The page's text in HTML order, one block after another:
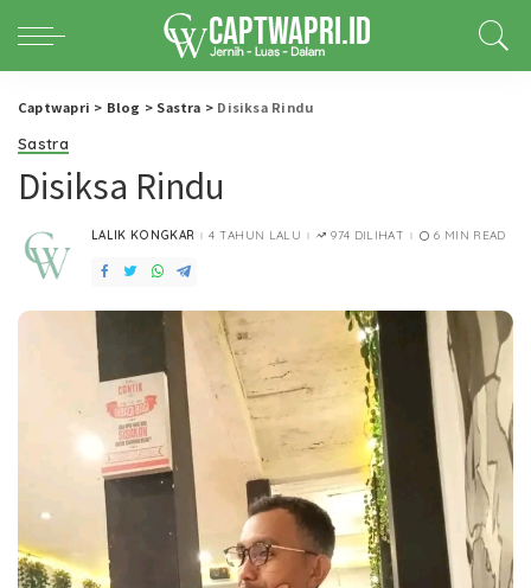
Captwapri > Blog > Sastra > Disiksa Rindu
Sastra
Disiksa Rindu
POSTED
LALIK KONGKAR 4 TAHUN LALU 974 DILIHAT 6 MIN READ